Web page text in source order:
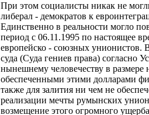
При этом социалисты никак не
либерал - демократов к
Единственно в реальности могло
период с 06.11.1995 по настоящее
европейско - союзных унионистов.
суда (Суда гениев права) согласно
нынешнему человечеству в размере
обеспеченными этими долларами
также для залития ни чем не
реализации мечты румынских
возмещение этого огромного